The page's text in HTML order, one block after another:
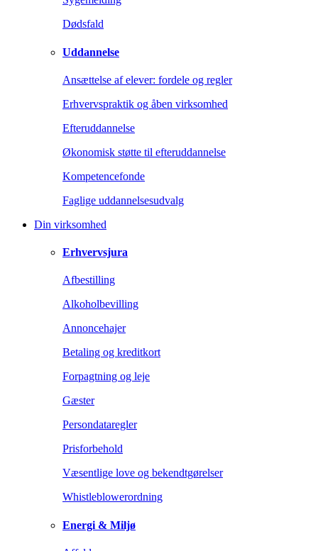
Dødsfald
Uddannelse
Ansættelse af elever: fordele og regler
Erhvervspraktik og åben virksomhed
Efteruddannelse
Økonomisk støtte til efteruddannelse
Kompetencefonde
Faglige uddannelsesudvalg
Din virksomhed
Erhvervsjura
Afbestilling
Alkoholbevilling
Annoncehajer
Betaling og kreditkort
Forpagtning og leje
Gæster
Persondataregler
Prisforbehold
Væsentlige love og bekendtgørelser
Whistleblowerordning
Energi & Miljø